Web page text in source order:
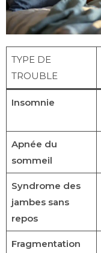
TYPE DE
TROUBLE
Insomnie
Apnée du
sommeil
Syndrome des
jambes sans
repos
Fragmentation